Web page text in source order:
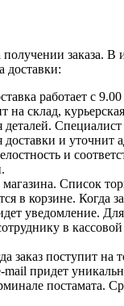
заказа. В
доставки:
работает с
на склад,
деталей.
доставки и уточнит
и
Список
в корзине. Когда
уведомление.
в
заказ поступит на
mail придет
постамата.